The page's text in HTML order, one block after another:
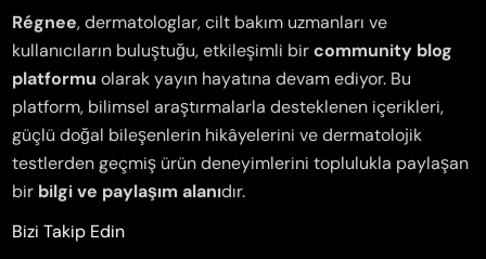
Régnee, dermatologlar, cilt bakım uzmanları ve
kullanıcıların buluştuğu, etkileşimli bircommunity blog
platformu olarak yayın hayatına devam ediyor. Bu
platform, bilimsel araştırmalarla desteklenen içerikleri,
güçlü doğal bileşenlerin hikâyelerini ve dermatolojik
testlerden geçmiş ürün deneyimlerini toplulukla paylaşan
bir bilgi ve paylaşım alanıdır.
Bizi Takip Edin